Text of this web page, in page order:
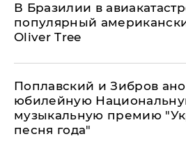
В Бразилии в
популярный
Oliver Tree
Поплавский и Зибров
юбилейную
музыкальную премию
песня года"